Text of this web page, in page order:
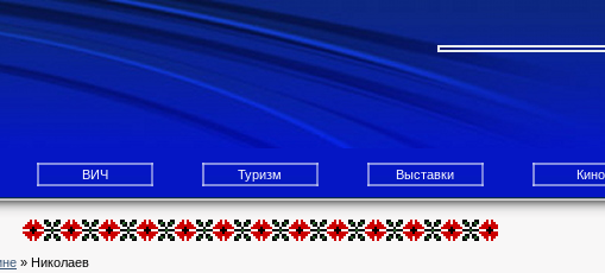
ВИЧ Туризм Выставки Кино
» Николаев